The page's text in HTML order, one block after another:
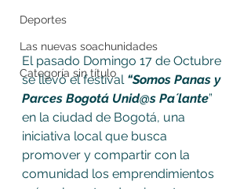
Deportes
Las nuevas soachunidades
Categoría sin título
El pasado Domingo 17 de Octubre
se llevó el festival “Somos Panas y
Parces Bogotá Unid@s Pa´lante”
en la ciudad de Bogotá, una
iniciativa local que busca
promover y compartir con la
comunidad los emprendimientos